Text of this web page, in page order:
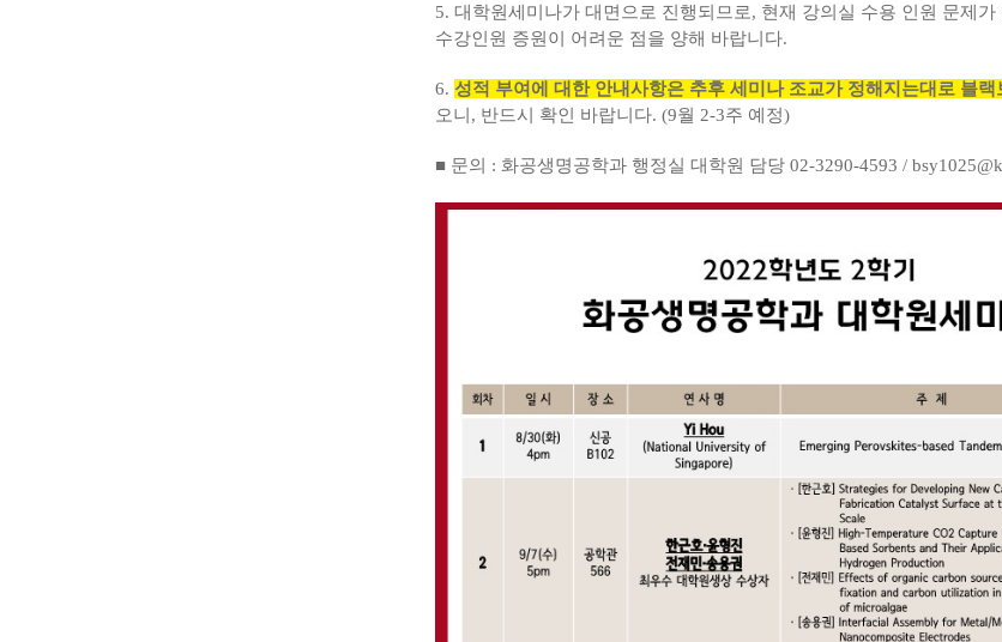
5. 대학원세미나가 대면으로 진행되므로, 현재 강의실 수용 인원 문제가
수강인원 증원이 어려운 점을 양해 바랍니다.
6. 성적 부여에 대한 안내사항은 추후 세미나 조교가 정해지는대로 블랙
오니, 반드시 확인 바랍니다. (9월 2-3주 예정)
■ 문의 : 화공생명공학과 행정실 대학원 담당 02-3290-4593 /